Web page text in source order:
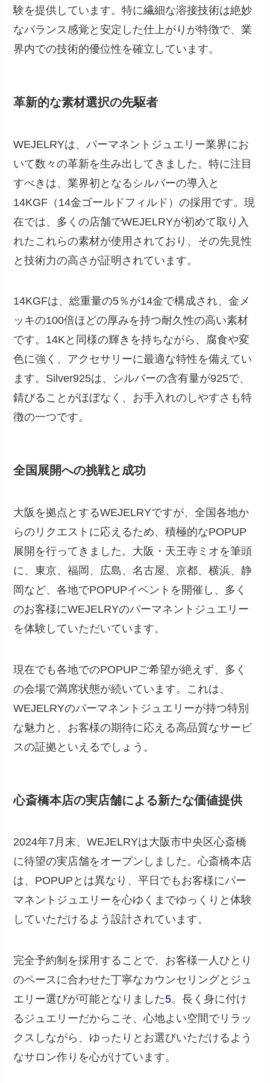
験を提供しています。特に繊細な溶接技術は絶妙
なバランス感覚と安定した仕上がりが特徴で、業
界内での技術的優位性を確立しています。
革新的な素材選択の先駆者
WEJELRYは、パーマネントジュエリー業界にお
いて数々の革新を生み出してきました。特に注目
すべきは、業界初となるシルバーの導入と
14KGF（14金ゴールドフィルド）の採用です。現
在では、多くの店舗でWEJELRYが初めて取り入
れたこれらの素材が使用されており、その先見性
と技術力の高さが証明されています。
14KGFは、総重量の5％が14金で構成され、金メ
ッキの100倍ほどの厚みを持つ耐久性の高い素材
です。14Kと同様の輝きを持ちながら、腐食や変
色に強く、アクセサリーに最適な特性を備えてい
ます。Silver925は、シルバーの含有量が925で、
錆びることがほぼなく、お手入れのしやすさも特
徴の一つです。
全国展開への挑戦と成功
大阪を拠点とするWEJELRYですが、全国各地か
らのリクエストに応えるため、積極的なPOPUP
展開を行ってきました。大阪・天王寺ミオを筆頭
に、東京、福岡、広島、名古屋、京都、横浜、静
岡など、各地でPOPUPイベントを開催し、多く
のお客様にWEJELRYのパーマネントジュエリー
を体験していただいています。
現在でも各地でのPOPUPご希望が絶えず、多く
の会場で満席状態が続いています。これは、
WEJELRYのパーマネントジュエリーが持つ特別
な魅力と、お客様の期待に応える高品質なサービ
スの証拠といえるでしょう。
心斎橋本店の実店舗による新たな価値提供
2024年7月末、WEJELRYは大阪市中央区心斎橋
に待望の実店舗をオープンしました。心斎橋本店
は、POPUPとは異なり、平日でもお客様にパー
マネントジュエリーを心ゆくまでゆっくりと体験
していただけるよう設計されています。
完全予約制を採用することで、お客様一人ひとり
のペースに合わせた丁寧なカウンセリングとジュ
エリー選びが可能となりました5。長く身に付け
るジュエリーだからこそ、心地よい空間でリラッ
クスしながら、ゆったりとお選びいただけるよう
なサロン作りを心がけています。